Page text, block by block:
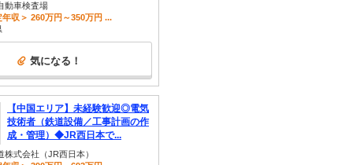
動車検査場
年収＞ 260万円～350万円 ...
気になる！
【中国エリア】未経験歓迎◎電気
技術者（鉄道設備／工事計画の作
成・管理）◆JR西日本で...
株式会社（JR西日本）